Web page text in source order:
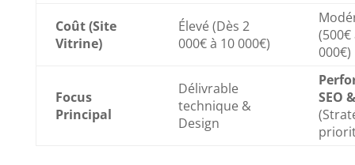
Coût (Site
Vitrine)
Élevé (Dès 2
000€ à 10 000€)
(500€
000€)
Focus
Principal
Délivrable
technique &
Design
SEO